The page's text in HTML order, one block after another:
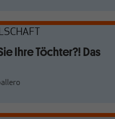
Ihre Töchter?! Das